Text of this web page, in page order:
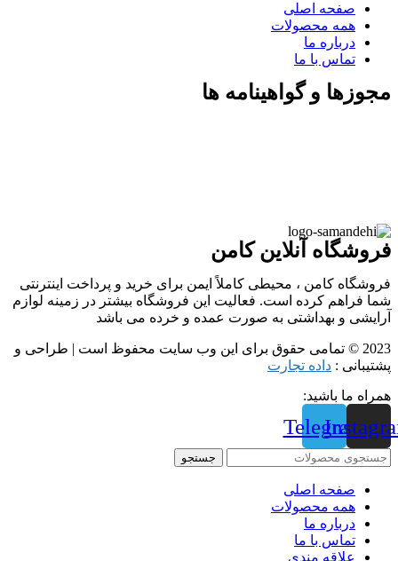
صفحه اصلی
همه محصولات
درباره ما
تماس با ما
مجوزها و گواهینامه ها
فروشگاه آنلاین کامن
فروشگاه کامن ، محیطی کاملاً ایمن برای خرید و پرداخت اینترنتی
شما فراهم کرده است. فعالیت این فروشگاه بیشتر در زمینه لوازم
آرایشی و بهداشتی به صورت عمده و خرده می باشد
2023 © تمامی حقوق برای این وب سایت محفوظ است | طراحی و
پشتیبانی : داده تجارت
همراه ما باشید:
Telegram
جستجو
صفحه اصلی
همه محصولات
درباره ما
تماس با ما
علاقه مندی